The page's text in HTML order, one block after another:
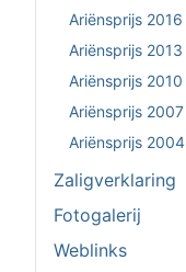
Ariënsprijs 2016
Ariënsprijs 2013
Ariënsprijs 2010
Ariënsprijs 2007
Ariënsprijs 2004
Zaligverklaring
Fotogalerij
Weblinks